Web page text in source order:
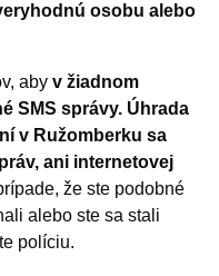
osobu alebo
aby v žiadnom
SMS správy. Úhrada
v Ružomberku sa
ani internetovej
že ste podobné
alebo ste sa stali
políciu.